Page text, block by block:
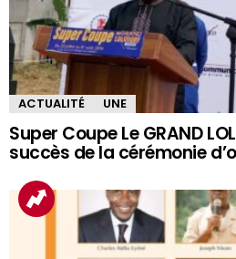
ACTUALITÉ UNE
Super Coupe Le GRAND
succès de la cérémonie